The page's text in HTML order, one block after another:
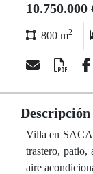
10.750.000
800 m2
Descripción
Villa en
trastero, patio,
aire